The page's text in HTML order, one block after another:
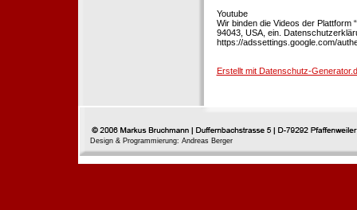
Youtube
Wir binden die Videos der Plattform
94043, USA, ein.
https://adssettings.google.com/
Erstellt mit Datenschutz-
Design & Programmierung: Andreas Berger